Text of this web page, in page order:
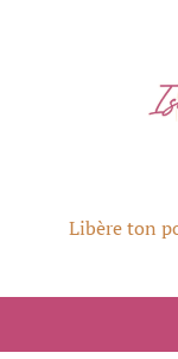
Libère ton